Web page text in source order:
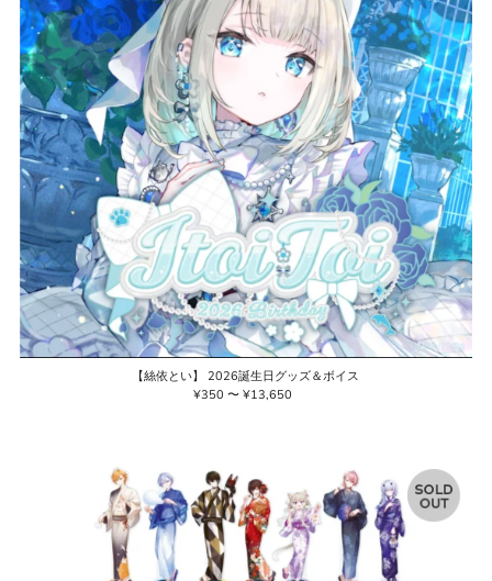
【絲依とい】 2026誕生日グッズ＆ボイス
通
¥350 〜 ¥13,650